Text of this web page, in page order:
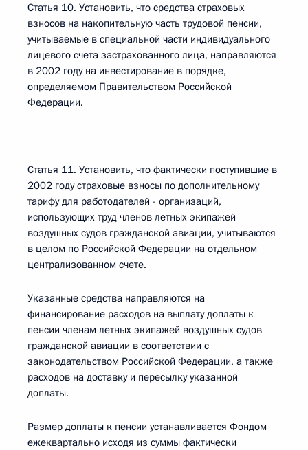
Статья 10. Установить, что средства страховых
взносов на накопительную часть трудовой пенсии,
учитываемые в специальной части индивидуального
лицевого счета застрахованного лица, направляются
в 2002 году на инвестирование в порядке,
определяемом Правительством Российской
Федерации.
Статья 11. Установить, что фактически поступившие в
2002 году страховые взносы по дополнительному
тарифу для работодателей - организаций,
использующих труд членов летных экипажей
воздушных судов гражданской авиации, учитываются
в целом по Российской Федерации на отдельном
централизованном счете.
Указанные средства направляются на
финансирование расходов на выплату доплаты к
пенсии членам летных экипажей воздушных судов
гражданской авиации в соответствии с
законодательством Российской Федерации, а также
расходов на доставку и пересылку указанной
доплаты.
Размер доплаты к пенсии устанавливается Фондом
ежеквартально исходя из суммы фактически